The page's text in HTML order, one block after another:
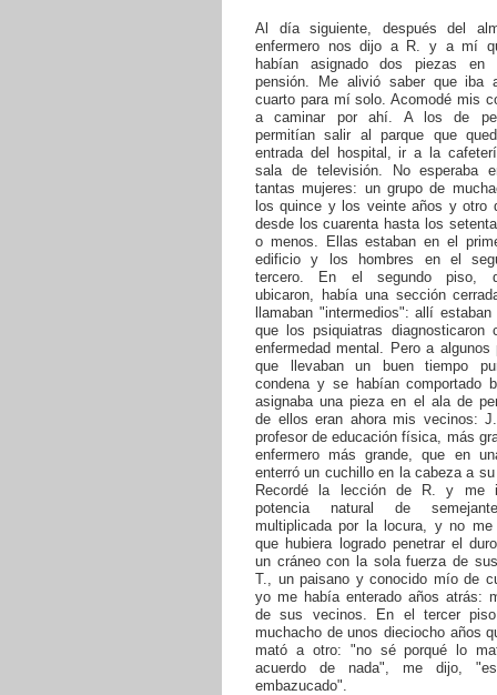
Al día siguiente, después del
enfermero nos dijo a R. y a mí
habían asignado dos piezas
pensión. Me alivió saber que iba
cuarto para mí solo. Acomodé mis
a caminar por ahí. A los de
permitían salir al parque que
entrada del hospital, ir a la
sala de televisión. No esperaba
tantas mujeres: un grupo de
los quince y los veinte años y otro
desde los cuarenta hasta los
o menos. Ellas estaban en el
edificio y los hombres en el
tercero. En el segundo piso,
ubicaron, había una sección
llamaban "intermedios": allí
que los psiquiatras diagnosticaron
enfermedad mental. Pero a algunos
que llevaban un buen tiempo
condena y se habían comportado
asignaba una pieza en el ala de
de ellos eran ahora mis vecinos:
profesor de educación física, más
enfermero más grande, que en
enterró un cuchillo en la cabeza a su
Recordé la lección de R. y me
potencia natural de
multiplicada por la locura, y no me
que hubiera logrado penetrar el
un cráneo con la sola fuerza de
T., un paisano y conocido mío de
yo me había enterado años atrás:
de sus vecinos. En el tercer
muchacho de unos dieciocho años
mató a otro: "no sé porqué lo
acuerdo de nada", me dijo,
embazucado".